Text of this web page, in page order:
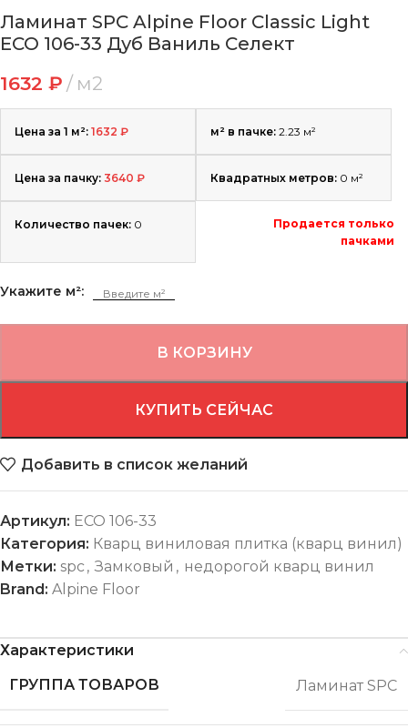
Ламинат SPC Alpine Floor Classic Light
ECO 106-33 Дуб Ваниль Селект
1632 ₽ м2
Цена за 1 м²: 1632 ₽ м² в пачке: 2.23 м²
Цена за пачку: 3640 ₽ Квадратных метров: 0 м²
Количество пачек: 0
Продается только
пачками
Укажите м²:
В КОРЗИНУ
КУПИТЬ СЕЙЧАС
Добавить в список желаний
Артикул: ЕСО 106-33
Категория: Кварц виниловая плитка (кварц винил)
Метки: spc, Замковый , недорогой кварц винил
Brand: Alpine Floor
Характеристики
ГРУППА ТОВАРОВ
Ламинат SPC